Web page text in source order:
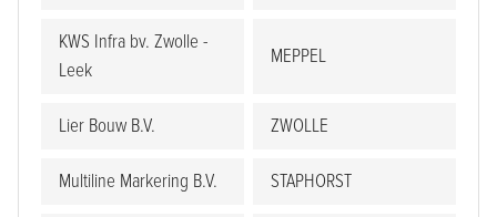
KWS Infra bv. Zwolle -
Leek
MEPPEL
Lier Bouw B.V. ZWOLLE
Multiline Markering B.V. STAPHORST